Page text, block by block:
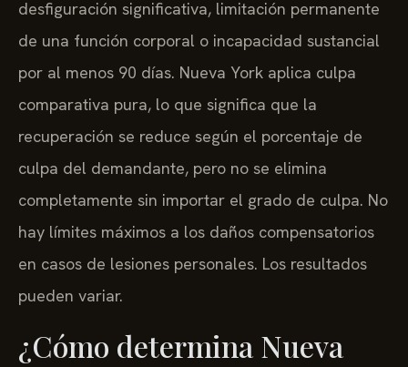
desfiguración significativa, limitación permanente
de una función corporal o incapacidad sustancial
por al menos 90 días. Nueva York aplica culpa
comparativa pura, lo que significa que la
recuperación se reduce según el porcentaje de
culpa del demandante, pero no se elimina
completamente sin importar el grado de culpa. No
hay límites máximos a los daños compensatorios
en casos de lesiones personales. Los resultados
pueden variar.
¿Cómo determina Nueva